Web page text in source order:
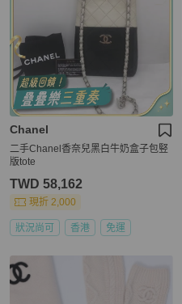
Chanel
二手Chanel香奈兒黑白牛奶盒子包竪
版tote
TWD 58,162
現折 2,000
狀況尚可 香港 免運